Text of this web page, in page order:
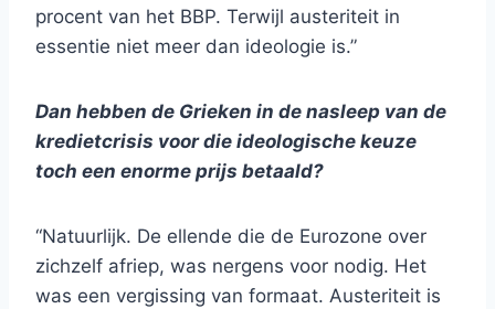
procent van het BBP. Terwijl austeriteit in
essentie niet meer dan ideologie is.”
Dan hebben de Grieken in de nasleep van de
kredietcrisis voor die ideologische keuze
toch een enorme prijs betaald?
“Natuurlijk. De ellende die de Eurozone over
zichzelf afriep, was nergens voor nodig. Het
was een vergissing van formaat. Austeriteit is